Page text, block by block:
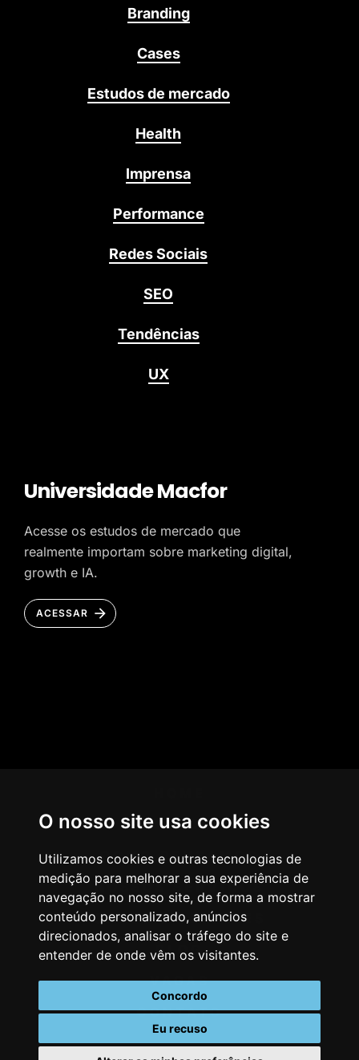
O nosso site usa cookies
Utilizamos cookies e outras tecnologias de
medição para melhorar a sua experiência de
navegação no nosso site, de forma a mostrar
conteúdo personalizado, anúncios
direcionados, analisar o tráfego do site e
entender de onde vêm os visitantes.
Concordo
Eu recuso
Branding
Cases
Estudos de mercado
Health
Imprensa
Performance
Redes Sociais
SEO
Tendências
UX
Universidade Macfor
Acesse os estudos de mercado que
realmente importam sobre marketing digital,
growth e IA.
ACESSAR
AGÊNCIA
COMO PENSAMOS
NOSSOS SERVIÇOS
CASES & CLIENTES
BLOG
VAGAS
CONTATO